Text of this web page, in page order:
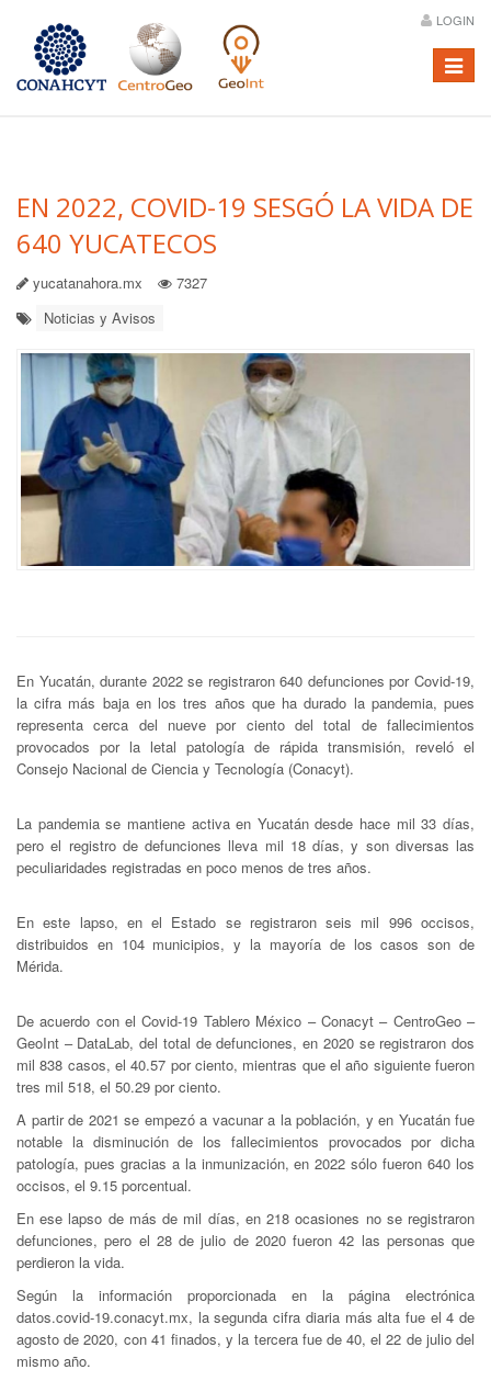
LOGIN
Menú
EN 2022, COVID-19 SESGÓ LA VIDA DE
640 YUCATECOS
yucatanahora.mx
7327
Noticias y Avisos
En Yucatán, durante 2022 se registraron 640 defunciones por Covid-19,
la cifra más baja en los tres años que ha durado la pandemia, pues
representa cerca del nueve por ciento del total de fallecimientos
provocados por la letal patología de rápida transmisión, reveló el
Consejo Nacional de Ciencia y Tecnología (Conacyt).
La pandemia se mantiene activa en Yucatán desde hace mil 33 días,
pero el registro de defunciones lleva mil 18 días, y son diversas las
peculiaridades registradas en poco menos de tres años.
En este lapso, en el Estado se registraron seis mil 996 occisos,
distribuidos en 104 municipios, y la mayoría de los casos son de
Mérida.
De acuerdo con el Covid-19 Tablero México – Conacyt – CentroGeo –
GeoInt – DataLab, del total de defunciones, en 2020 se registraron dos
mil 838 casos, el 40.57 por ciento, mientras que el año siguiente fueron
tres mil 518, el 50.29 por ciento.
A partir de 2021 se empezó a vacunar a la población, y en Yucatán fue
notable la disminución de los fallecimientos provocados por dicha
patología, pues gracias a la inmunización, en 2022 sólo fueron 640 los
occisos, el 9.15 porcentual.
En ese lapso de más de mil días, en 218 ocasiones no se registraron
defunciones, pero el 28 de julio de 2020 fueron 42 las personas que
perdieron la vida.
Según la información proporcionada en la página electrónica
datos.covid-19.conacyt.mx, la segunda cifra diaria más alta fue el 4 de
agosto de 2020, con 41 finados, y la tercera fue de 40, el 22 de julio del
mismo año.